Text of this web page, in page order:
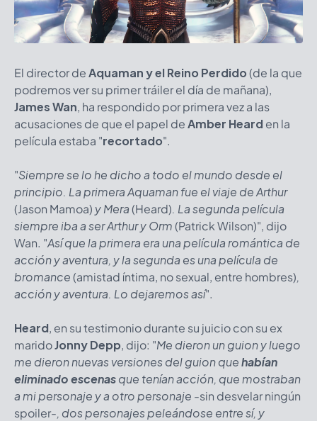
El director deAquaman y el Reino Perdido(de la que
podremos ver su primer tráiler el día de mañana),
James Wan, ha respondido por primera vez a las
acusaciones de que el papel deAmber Hearden la
película estaba "recortado".
"Siempre se lo he dicho a todo el mundo desde el
principio. La primera Aquaman fue el viaje de Arthur
(Jason Mamoa) y Mera(Heard). La segunda película
siempre iba a ser Arthur y Orm(Patrick Wilson)", dijo
Wan. "Así que la primera era una película romántica de
acción y aventura, y la segunda es una película de
bromance(amistad íntima, no sexual, entre hombres),
acción y aventura. Lo dejaremos así".
Heard, en su testimonio durante su juicio con su ex
maridoJonny Depp, dijo: "Me dieron un guion y luego
me dieron nuevas versiones del guion quehabían
eliminado escenasque tenían acción, que mostraban
a mi personaje y a otro personaje -sin desvelar ningún
spoiler-, dos personajes peleándose entre sí, y